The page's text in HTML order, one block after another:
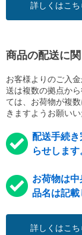
詳しくはこち
商品の配送に
お客様よりのご入
送は複数の拠点か
ては、お荷物が複
きますようお願いい
配送手続
らせします
お荷物は
品名は記載
詳しくはこち